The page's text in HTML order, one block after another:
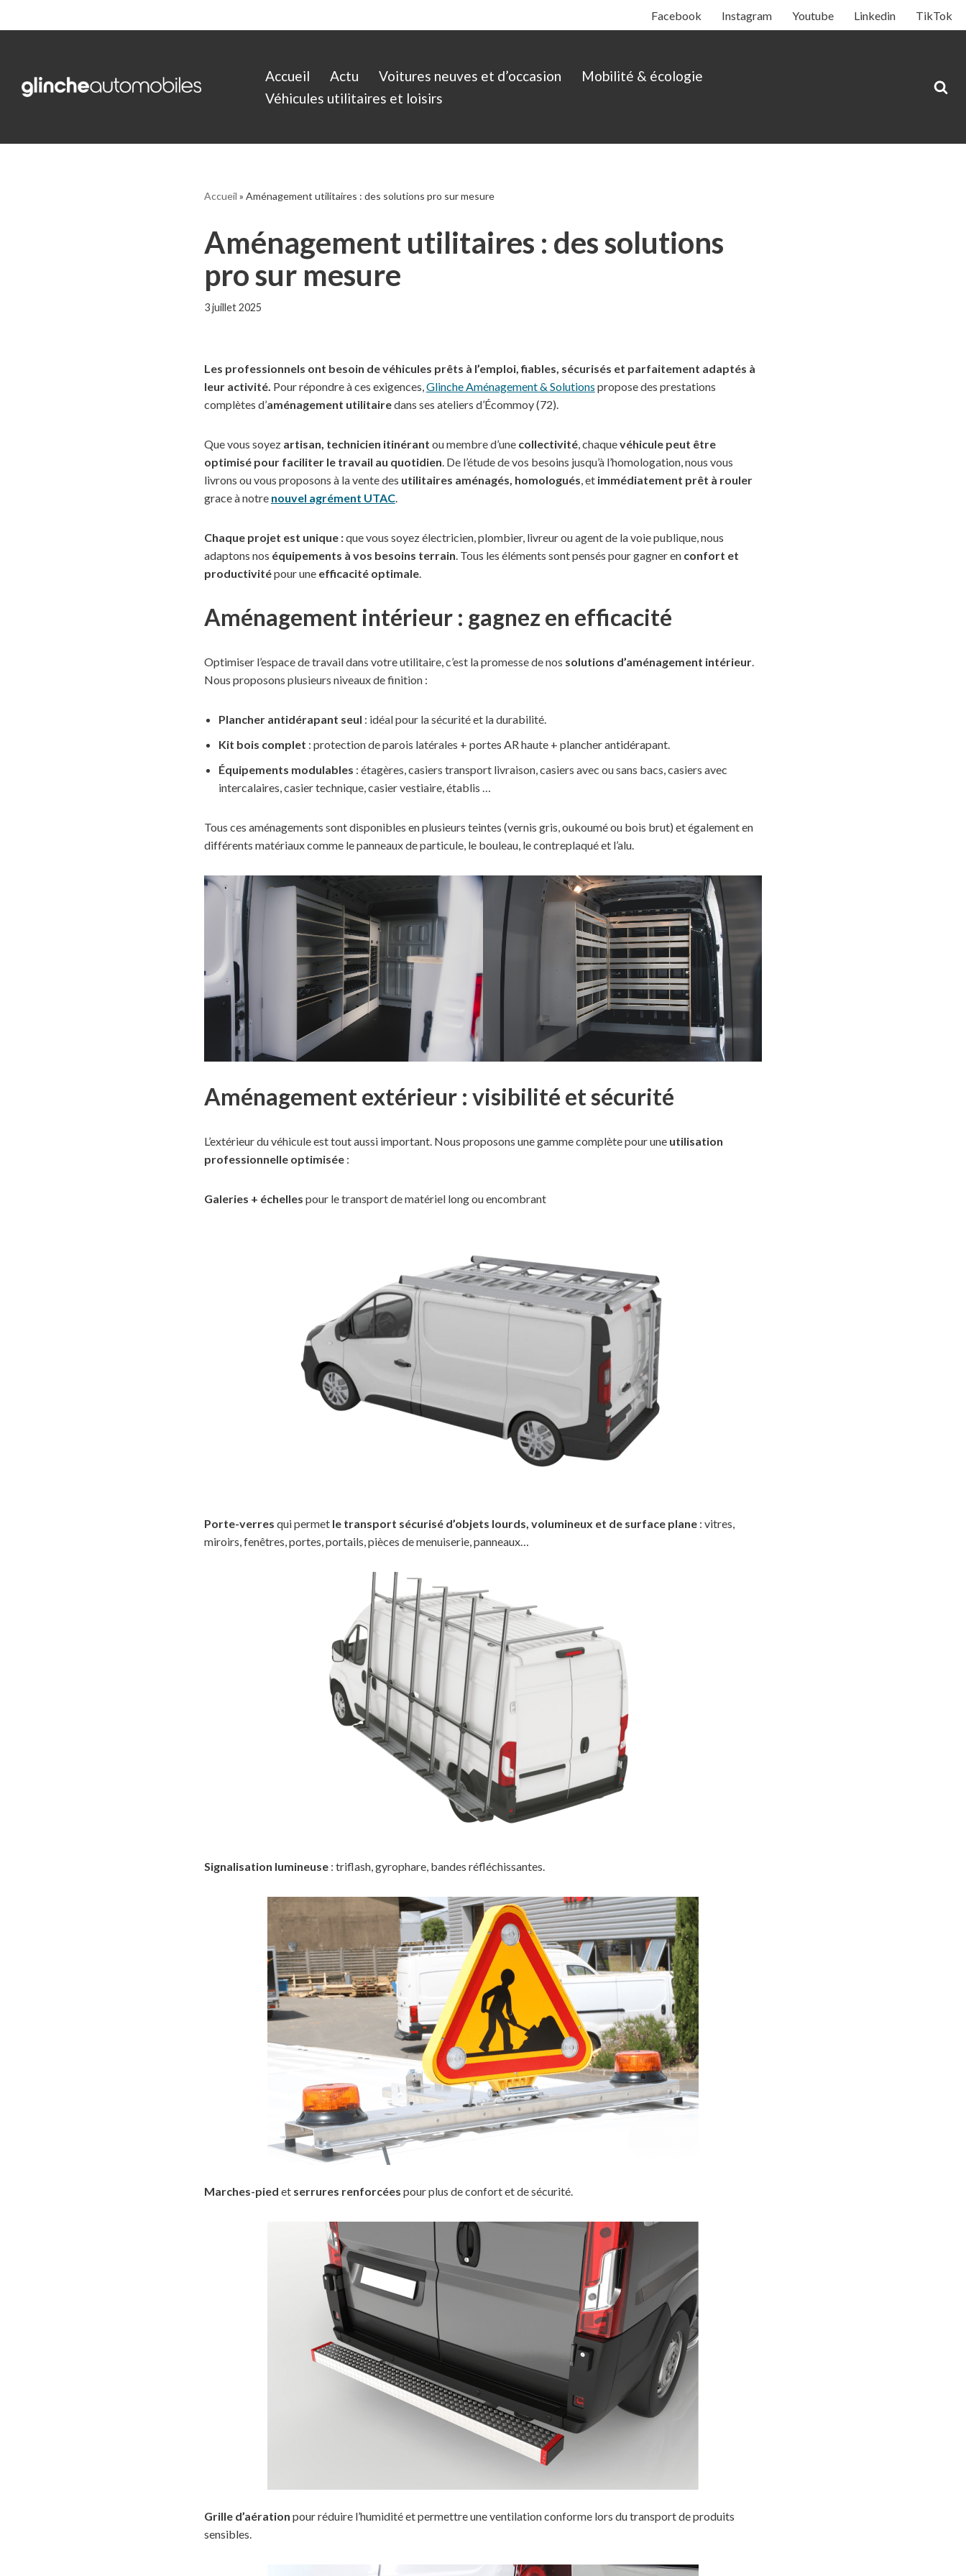
contenu
Facebook Instagram Youtube Linkedin TikTok
Accueil Actu Voitures neuves et d’occasion
Mobilité & écologie
Véhicules utilitaires et loisirs
Accueil » Aménagement utilitaires : des solutions pro sur mesure
Aménagement utilitaires : des solutions
pro sur mesure
3 juillet 2025
Les professionnels ont besoin de véhicules prêts à l’emploi, fiables, sécurisés et parfaitement adaptés à
leur activité. Pour répondre à ces exigences,Glinche Aménagement & Solutions propose des prestations
complètes d’aménagement utilitairedans ses ateliers d’Écommoy (72).
Que vous soyez artisan, technicien itinérant ou membre d’une collectivité, chaquevéhicule peut être
optimisé pour faciliter le travail au quotidien. De l’étude de vos besoins jusqu’à l’homologation, nous vous
livrons ou vous proposons à la vente des utilitaires aménagés, homologués, et immédiatement prêt à rouler
grace à notre nouvel agrément UTAC.
Chaque projet est unique :que vous soyez électricien, plombier, livreur ou agent de la voie publique, nous
adaptons nos équipements à vos besoins terrain. Tous les éléments sont pensés pour gagner en confort et
productivitépour une efficacité optimale.
Aménagement intérieur : gagnez en efficacité
Optimiser l’espace de travail dans votre utilitaire, c’est la promesse de nos solutions d’aménagement intérieur.
Nous proposons plusieurs niveaux de finition :
Plancher antidérapant seul : idéal pour la sécurité et la durabilité.
Kit bois complet : protection de parois latérales + portes AR haute + plancher antidérapant.
Équipements modulables : étagères, casiers transport livraison, casiers avec ou sans bacs, casiers avec
intercalaires, casier technique, casier vestiaire, établis …
Tous ces aménagements sont disponibles en plusieurs teintes (vernis gris, oukoumé ou bois brut) et également en
différents matériaux comme le panneaux de particule, le bouleau, le contreplaqué et l’alu.
Aménagement extérieur : visibilité et sécurité
L’extérieur du véhicule est tout aussi important. Nous proposons une gamme complète pour une utilisation
professionnelle optimisée:
Galeries + échelles pour le transport de matériel long ou encombrant
Porte-verres qui permet le transport sécurisé d’objets lourds, volumineux et de surface plane: vitres,
miroirs, fenêtres, portes, portails, pièces de menuiserie, panneaux…
Signalisation lumineuse: triflash, gyrophare, bandes réfléchissantes.
Marches-pied et serrures renforcées pour plus de confort et de sécurité.
Grille d’aération pour réduire l’humidité et permettre une ventilation conforme lors du transport de produits
sensibles.